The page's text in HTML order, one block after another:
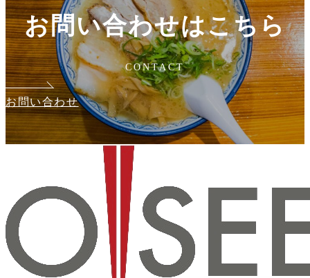
ジ
送
り
お問い合わせはこちら
CONTACT
お問い合わせ